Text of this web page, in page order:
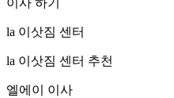
이사 하기
la 이삿짐 센터
la 이삿짐 센터 추천
엘에이 이사